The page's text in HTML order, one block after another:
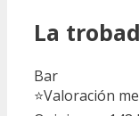
La
Bar
⭐Valoración